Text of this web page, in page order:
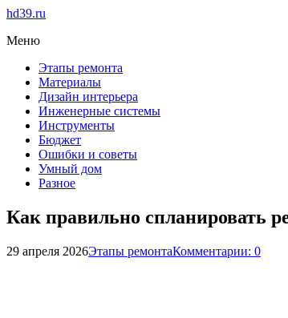
hd39.ru
Меню
Этапы ремонта
Материалы
Дизайн интерьера
Инженерные системы
Инструменты
Бюджет
Ошибки и советы
Умный дом
Разное
Как правильно спланировать
29 апреля 2026Этапы ремонтаКомментарии: 0